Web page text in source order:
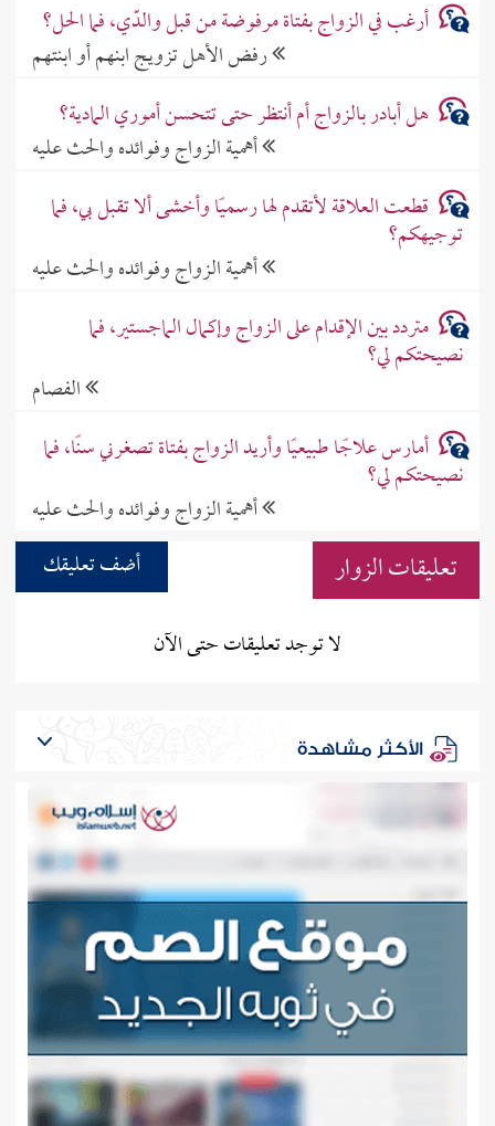
أرغب في الزواج بفتاة مرفوضة من قبل والدّي، فما الحل؟
رفض الأهل تزويج ابنهم أو ابنتهم
هل أبادر بالزواج أم أنتظر حتى تتحسن أموري المادية؟
أهمية الزواج وفوائده والحث عليه
قطعت العلاقة لأتقدم لها رسميًا وأخشى ألا تقبل بي، فما
توجيهكم؟
أهمية الزواج وفوائده والحث عليه
متردد بين الإقدام على الزواج وإكمال الماجستير، فما
نصيحتكم لي؟
الفصام
أمارس علاجًا طبيعيًا وأريد الزواج بفتاة تصغرني سنًا، فما
نصيحتكم لي؟
أهمية الزواج وفوائده والحث عليه
تعليقات الزوار
أضف تعليقك
لا توجد تعليقات حتى الآن
الأكثر مشاهدة